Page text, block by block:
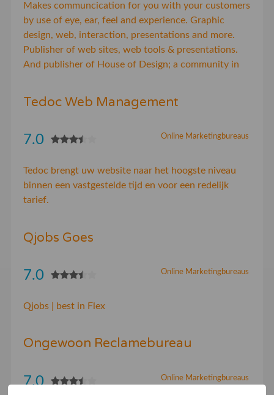
Makes communcication for you with your customers
by use of eye, ear, feel and experience. Graphic
design, web, interaction, presentations and more.
Publisher of web sites, web tools & presentations.
And publisher of House of Design; a community in
Tedoc Web Management
Online Marketingbureaus
7.0
Tedoc brengt uw website naar het hoogste niveau
binnen een vastgestelde tijd en voor een redelijk
tarief.
Qjobs Goes
Online Marketingbureaus
7.0
Qjobs | best in Flex
Ongewoon Reclamebureau
Online Marketingbureaus
7.0